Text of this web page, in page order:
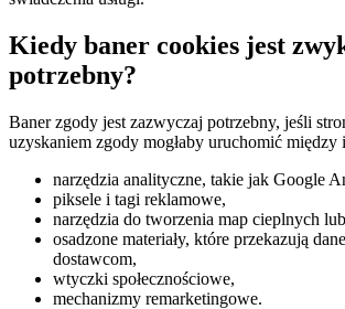
Kiedy baner cookies jest
potrzebny?
Baner zgody jest zazwyczaj potrzebny, jeśli
uzyskaniem zgody mogłaby uruchomić między
narzędzia analityczne, takie jak Google
piksele i tagi reklamowe,
narzędzia do tworzenia map cieplnych
osadzone materiały, które przekazują
dostawcom,
wtyczki społecznościowe,
mechanizmy remarketingowe.